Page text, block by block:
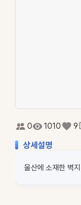
0 1010 9
상세설명
울산에 소재한 벽